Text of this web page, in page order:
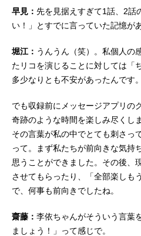
早見： 先を見据えすぎて1話、2話
い！」とすでに言っていた記憶が
堀江： うんうん（笑）。私個人
たリコを演じることに対しては「
多少なりとも不安があったんです。
でも収録前にメッセージアプリの
奇跡のような時間を楽しみ尽くし
その言葉が私の中でとても刺さっ
って。まず私たちが前向きな気持
思うことができました。その後、
させてもらったり、「全部楽しも
で、何事も前向きでしたね。
齋藤： 李依ちゃんがそういう言葉
ましょう！」って感じで。